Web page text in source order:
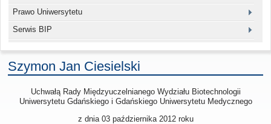
Prawo Uniwersytetu
Serwis BIP
Szymon Jan Ciesielski
Uchwałą Rady Międzyuczelnianego Wydziału Biotechnologii
Uniwersytetu Gdańskiego i Gdańskiego Uniwersytetu Medycznego
z dnia 03 października 2012roku